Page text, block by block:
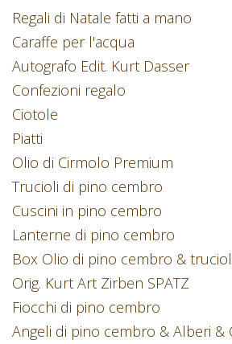
Regali di Natale fatti a mano
Caraffe per l'acqua
Autografo Edit. Kurt Dasser
Confezioni regalo
Ciotole
Piatti
Olio di Cirmolo Premium
Trucioli di pino cembro
Cuscini in pino cembro
Lanterne di pino cembro
Box Olio di pino cembro &
Orig. Kurt Art Zirben SPATZ
Fiocchi di pino cembro
Angeli di pino cembro & Alberi &